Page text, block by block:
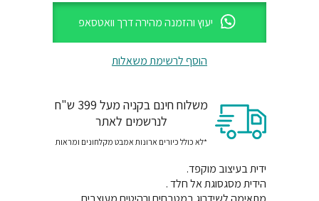
יעוץ והזמנה מהירה דרך וואטסאפ
הוסף לרשימת משאלות
משלוח חינם בקניה מעל 399 ש"ח
לנרשמים לאתר
*לא כולל כיורים ארונות אמבט מקלחונים ומראות
ידית בעיצוב מוקפד.
הידית מסגסוגת אל חלד .